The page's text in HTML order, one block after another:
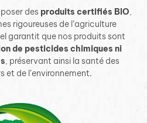
des produits certifiés BIO,
rigoureuses de l’agriculture
garantit que nos produits sont
de pesticides chimiques ni
, préservant ainsi la santé des
et de l’environnement.